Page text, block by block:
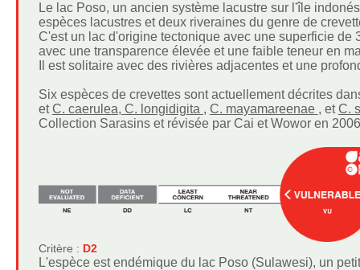
Le lac Poso, un ancien système lacustre sur l'île
espèces lacustres et deux riveraines du genre de
C'est un lac d'origine tectonique avec une superficie
avec une transparence élevée et une faible teneur en
Il est solitaire avec des rivières adjacentes et une
Six espèces de crevettes sont actuellement décrites
et C. caerulea, C. longidigita , C. mayamareenae , et C.
Collection Sarasins et révisée par Cai et Wowor en
Critère : D2
L'espèce est endémique du lac Poso (Sulawesi), un